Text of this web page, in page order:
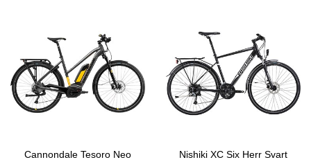
Cannondale Tesoro Neo
Nishiki XC Six Herr Svart